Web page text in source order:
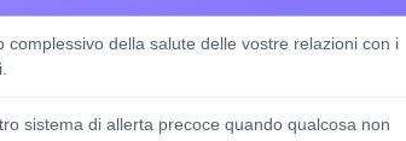
complessivo della salute delle vostre relazioni con i
sistema di allerta precoce quando qualcosa non